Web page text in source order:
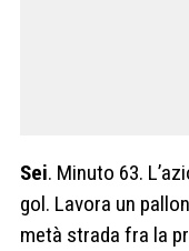
Sei. Minuto 63.
gol. Lavora un
metà strada fra la